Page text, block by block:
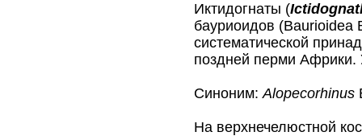
Иктидогнаты (
бауриоидов (Baurioidea
систематической
поздней перми Африки.
Синоним:Alopecorhinus
На верхнечелюстной